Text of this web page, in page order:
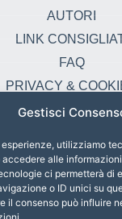
Gestisci
esperienze, utilizziamo
alle
ci permetterà di
o ID unici su
il consenso può influire
AUTORI
LINK
FAQ
PRIVACY &
+39 06 67 02
1, 00184